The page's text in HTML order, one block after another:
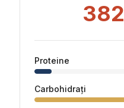
382
Proteine
Carbohidrați